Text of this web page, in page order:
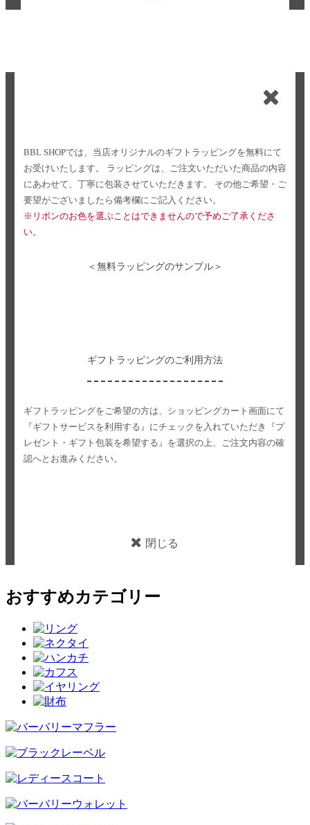
BBL SHOPでは、当店オリジナルのギフトラッピングを無料にて
お受けいたします。
ラッピングは、ご注文いただいた商品の内容
にあわせて、丁寧に包装させていただきます。
その他ご希望・ご
要望がございましたら備考欄にご記入ください。
※リボンのお色を選ぶことはできませんので予めご了承くださ
い。
＜無料ラッピングのサンプル＞
ギフトラッピングのご利用方法
ギフトラッピングをご希望の方は、ショッピングカート画面にて
『ギフトサービスを利用する』にチェックを入れていただき
『プ
レゼント・ギフト包装を希望する』を選択の上、ご注文内容の確
認へとお進みください。
閉じる
おすすめカテゴリー